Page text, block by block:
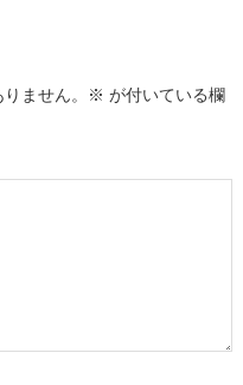
ません。 ※ が付いている欄